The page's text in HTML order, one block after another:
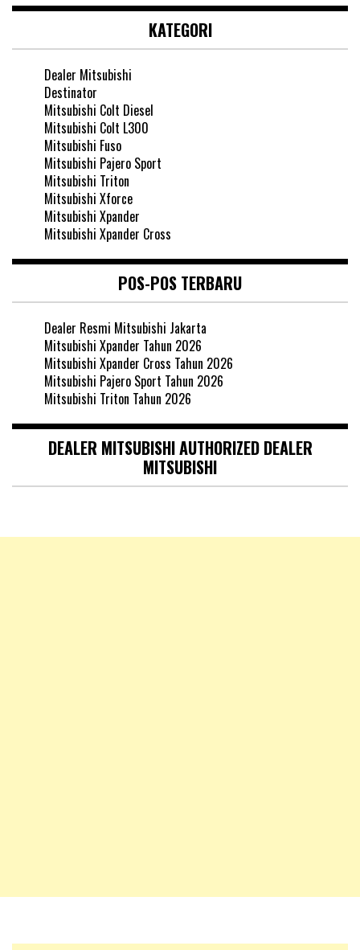
KATEGORI
Dealer Mitsubishi
Destinator
Mitsubishi Colt Diesel
Mitsubishi Colt L300
Mitsubishi Fuso
Mitsubishi Pajero Sport
Mitsubishi Triton
Mitsubishi Xforce
Mitsubishi Xpander
Mitsubishi Xpander Cross
POS-POS TERBARU
Dealer Resmi Mitsubishi Jakarta
Mitsubishi Xpander Tahun 2026
Mitsubishi Xpander Cross Tahun 2026
Mitsubishi Pajero Sport Tahun 2026
Mitsubishi Triton Tahun 2026
DEALER MITSUBISHI AUTHORIZED DEALER
MITSUBISHI